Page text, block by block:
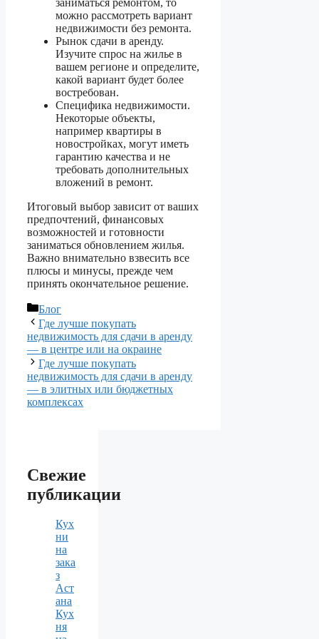
можно рассмотреть вариант
недвижимости без ремонта.
Рынок сдачи в аренду.
Изучите спрос на жилье в
вашем регионе и определите,
какой вариант будет более
востребован.
Специфика недвижимости.
Некоторые объекты,
например квартиры в
новостройках, могут иметь
гарантию качества и не
требовать дополнительных
вложений в ремонт.
Итоговый выбор зависит от ваших
предпочтений, финансовых
возможностей и готовности
заниматься обновлением жилья.
Важно внимательно взвесить все
плюсы и минусы, прежде чем
принять окончательное решение.
Рубрики
Блог
Где лучше покупать
недвижимость для сдачи в аренду
— в центре или на окраине
Где лучше покупать
недвижимость для сдачи в аренду
— в элитных или бюджетных
комплексах
Свежие
публикации
Кух
ни
на
зака
з
Аст
ана
Кух
ня